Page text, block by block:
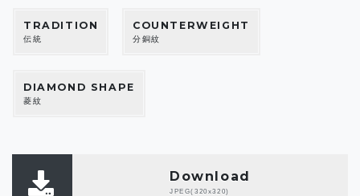
TRADITION
伝統
COUNTERWEIGHT
分銅紋
DIAMOND SHAPE
菱紋
Download
JPEG(320x320)